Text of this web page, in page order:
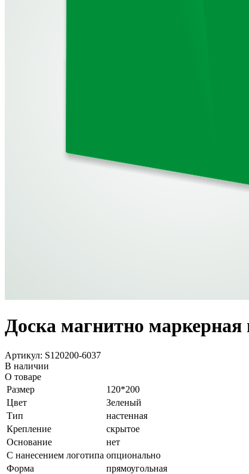
Доска магнитно
Артикул: S120200-6037
В наличии
О товаре
Размер
120*200
Цвет
Зеленый
Тип
настенная
Крепление
скрытое
Основание
нет
С нанесением логотипа опционально
Форма
прямоугольная